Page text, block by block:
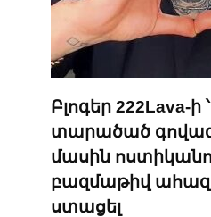
Բլոգեր 222Lava-
տարածած
մասին
բազմաթիվ
ստացել